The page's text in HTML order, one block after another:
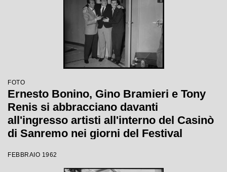
FOTO
Ernesto Bonino, Gino Bramieri e Tony
Renis si abbracciano davanti
all'ingresso artisti all'interno del Casinò
di Sanremo nei giorni del Festival
FEBBRAIO 1962